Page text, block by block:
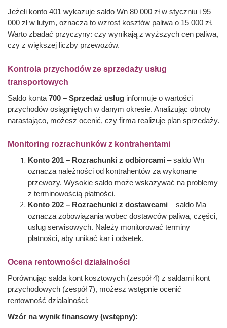
Jeżeli konto 401 wykazuje saldo Wn 80 000 zł w styczniu i 95
000 zł w lutym, oznacza to wzrost kosztów paliwa o 15 000 zł.
Warto zbadać przyczyny: czy wynikają z wyższych cen paliwa,
czy z większej liczby przewozów.
Kontrola przychodów ze sprzedaży usług
transportowych
Saldo konta 700 – Sprzedaż usług informuje o wartości
przychodów osiągniętych w danym okresie. Analizując obroty
narastająco, możesz ocenić, czy firma realizuje plan sprzedaży.
Monitoring rozrachunków z kontrahentami
Konto 201 – Rozrachunki z odbiorcami – saldo Wn
oznacza należności od kontrahentów za wykonane
przewozy. Wysokie saldo może wskazywać na problemy
z terminowością płatności.
Konto 202 – Rozrachunki z dostawcami – saldo Ma
oznacza zobowiązania wobec dostawców paliwa, części,
usług serwisowych. Należy monitorować terminy
płatności, aby unikać kar i odsetek.
Ocena rentowności działalności
Porównując salda kont kosztowych (zespół 4) z saldami kont
przychodowych (zespół 7), możesz wstępnie ocenić
rentowność działalności:
Wzór na wynik finansowy (wstępny):